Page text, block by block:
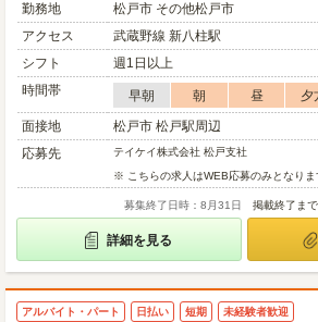
勤務地
松戸市 その他松戸市
アクセス
武蔵野線 新八柱駅
シフト
週1日以上
時間帯
早朝 朝 昼 夕
面接地
松戸市 松戸駅周辺
応募先
テイケイ株式会社 松戸支社
※ こちらの求人はWEB応募のみとなりま
募集終了日時：8月31日 掲載終了ま
詳細を見る
アルバイト・パート 日払い 短期 未経験者歓迎